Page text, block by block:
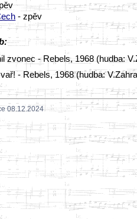
- zpěv
zvonec - Rebels, 1968 (hudba:
- Rebels, 1968 (hudba:
08.12.2024